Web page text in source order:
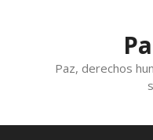
Paz, derechos